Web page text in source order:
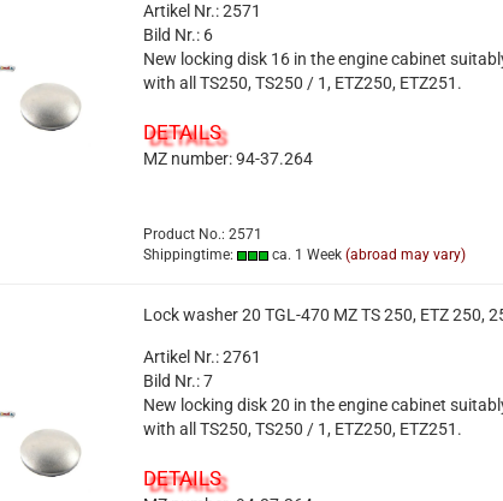
Artikel Nr.: 2571
Bild Nr.: 6
New locking disk 16 in the engine cabinet
with all TS250, TS250 / 1, ETZ250, ETZ251.
DETAILS
MZ number: 94-37.264
Product No.: 2571
Shippingtime:
ca. 1 Week (abroad may vary)
Lock washer 20 TGL-470 MZ TS 250, ETZ 250,
Artikel Nr.: 2761
Bild Nr.: 7
New locking disk 20 in the engine cabinet
with all TS250, TS250 / 1, ETZ250, ETZ251.
DETAILS